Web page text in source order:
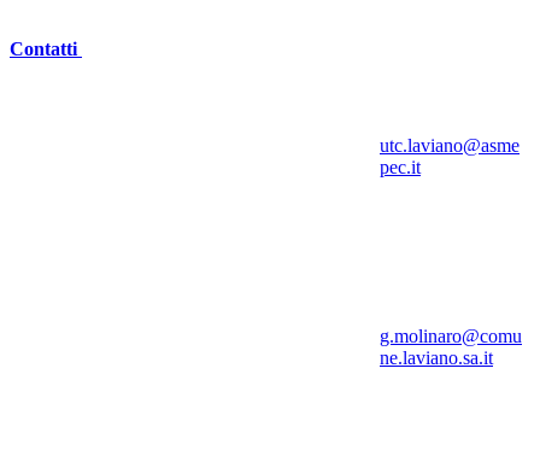
Contatti
utc.laviano@asme
pec.it
g.molinaro@comu
ne.laviano.sa.it